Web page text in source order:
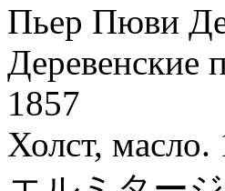
Пьер Пюви
Деревенские
1857
Холст,